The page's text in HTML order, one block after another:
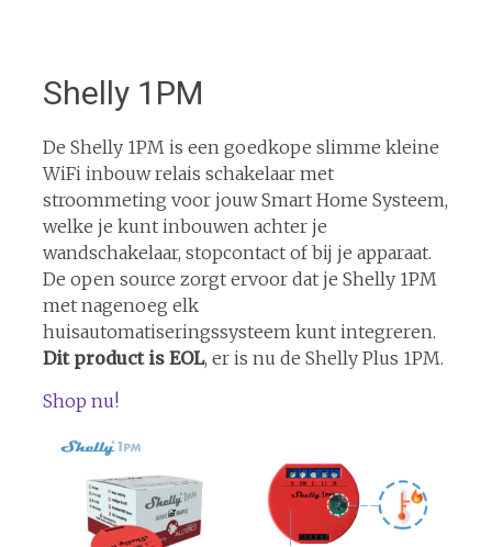
Shelly 1PM
De Shelly 1PM is een goedkope slimme kleine
WiFi inbouw relais schakelaar met
stroommeting voor jouw Smart Home Systeem,
welke je kunt inbouwen achter je
wandschakelaar, stopcontact of bij je apparaat.
De open source zorgt ervoor dat je Shelly 1PM
met nagenoeg elk
huisautomatiseringssysteem kunt integreren.
Dit product is EOL, er is nu de Shelly Plus 1PM.
Shop nu!